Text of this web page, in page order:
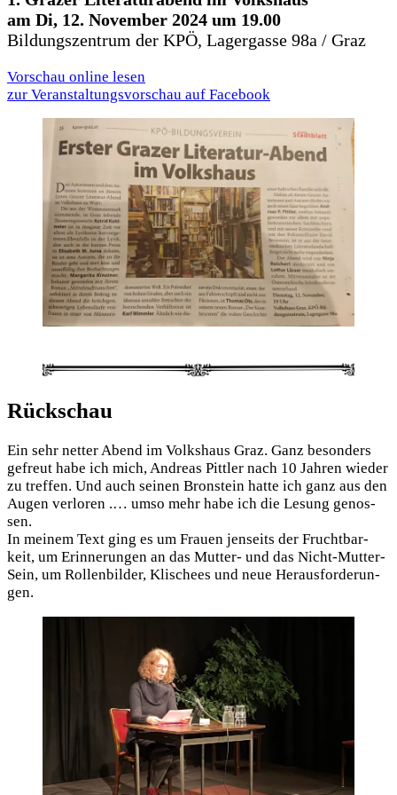
am Di, 12. Novem­ber 2024 um 19.00
Bil­dungs­zen­trum der KPÖ, Lager­gas­se 98a / Graz
Vor­schau online lesen
zur Ver­an­stal­tungs­vor­schau auf Face­book
Rück­schau
Ein sehr net­ter Abend im Volks­haus Graz. Ganz beson­ders
gefreut habe ich mich, Andre­as Pitt­ler nach 10 Jah­ren wie­der
zu tref­fen. Und auch sei­nen Bron­stein hat­te ich ganz aus den
Augen ver­lo­ren .… umso mehr habe ich die Lesung genos­
sen.
In mei­nem Text ging es um Frau­en jen­seits der Frucht­bar­
keit, um Erin­ne­run­gen an das Mut­ter- und das Nicht-Mut­ter-
Sein, um Rol­len­bil­der, Kli­schees und neue Her­aus­for­de­run­
gen.